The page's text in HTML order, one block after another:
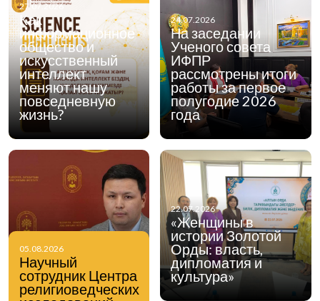
05.08.2026
Научный
сотрудник Центра
религиоведческих
27.07.2026
Как
информационное
общество и
искусственный
интеллект
меняют нашу
повседневную
жизнь?
24.07.2026
На заседании
Ученого совета
ИФПР
рассмотрены итоги
работы за первое
полугодие 2026
года
22.07.2026
«Женщины в
истории Золотой
Орды: власть,
дипломатия и
культура»